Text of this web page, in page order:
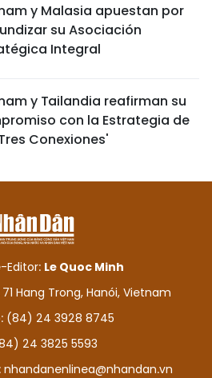
y Malasia apuestan por
su Asociación
Integral
y Tailandia reafirman su
con la Estrategia de
Conexiones'
Editor: Le Quoc Minh
Hang Trong, Hanói, Vietnam
(84) 24 3928 8745
24 3825 5593
nhandanenlinea@nhandan.vn